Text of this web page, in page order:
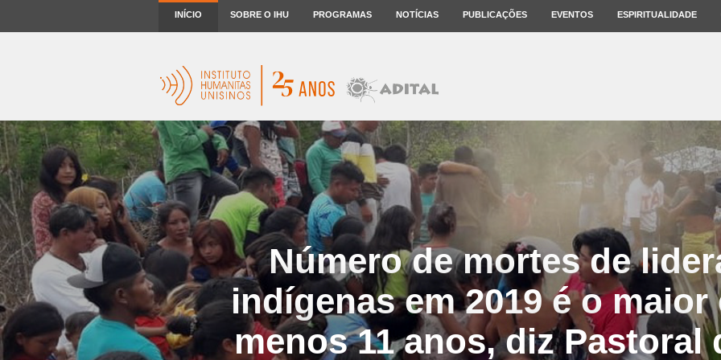
INÍCIO SOBRE O IHU PROGRAMAS NOTÍCIAS PUBLICAÇÕES EVENTOS ESPIRITUALIDADE
Número de mortes de
indígenas em 2019 é o maior
menos 11 anos, diz Pastoral